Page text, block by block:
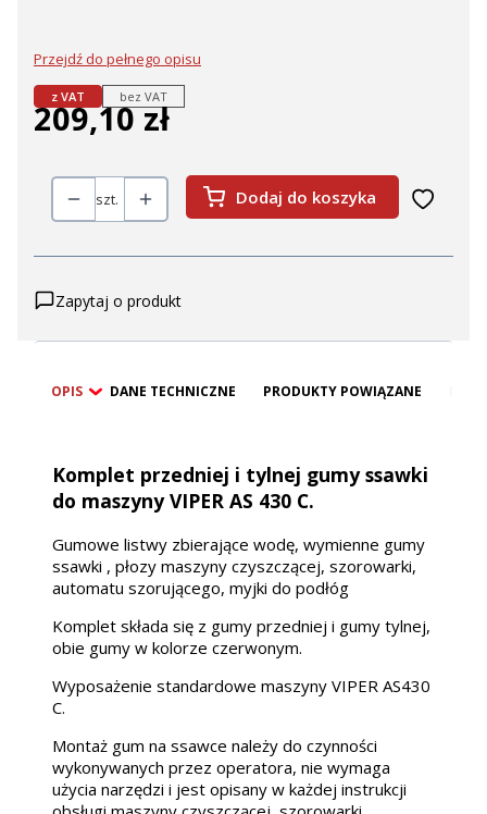
Przejdź do pełnego opisu
z VAT bez VAT
Cena
209,10 zł
szt. Dodaj do koszyka
Zapytaj o produkt
OPIS DANE TECHNICZNE PRODUKTY POWIĄZANE
Komplet przedniej i tylnej gumy ssawki
do maszyny VIPER AS 430 C.
Gumowe listwy zbierające wodę, wymienne gumy
ssawki , płozy maszyny czyszczącej, szorowarki,
automatu szorującego, myjki do podłóg
Komplet składa się z gumy przedniej i gumy tylnej,
obie gumy w kolorze czerwonym.
Wyposażenie standardowe maszyny VIPER AS430
C.
Montaż gum na ssawce należy do czynności
wykonywanych przez operatora, nie wymaga
użycia narzędzi i jest opisany w każdej instrukcji